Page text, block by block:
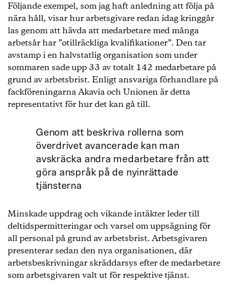
Följande exempel, som jag haft anledning att följa på
nära håll, visar hur arbetsgivare redan idag kringgår
las genom att hävda att medarbetare med många
arbetsår har ”otillräckliga kvalifikationer”. Den tar
avstamp i en halvstatlig organisation som under
sommaren sade upp 33 av totalt 142 medarbetare på
grund av arbetsbrist. Enligt ansvariga förhandlare på
fackföreningarna Akavia och Unionen är detta
representativt för hur det kan gå till.
Genom att beskriva rollerna som
överdrivet avancerade kan man
avskräcka andra medarbetare från att
göra anspråk på de nyinrättade
tjänsterna
Minskade uppdrag och vikande intäkter leder till
deltidspermitteringar och varsel om uppsägning för
all personal på grund av arbetsbrist. Arbetsgivaren
presenterar sedan den nya organisationen, där
arbetsbeskrivningar skräddarsys efter de medarbetare
som arbetsgivaren valt ut för respektive tjänst.